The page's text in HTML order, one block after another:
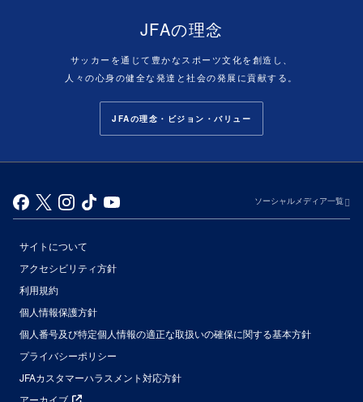
JFAの理念
サッカーを通じて豊かなスポーツ文化を創造し、
人々の心身の健全な発達と社会の発展に貢献する。
JFAの理念・ビジョン・バリュー
ソーシャルメディア一覧
サイトについて
アクセシビリティ方針
利用規約
個人情報保護方針
個人番号及び特定個人情報の適正な取扱いの確保に関する基本方針
プライバシーポリシー
JFAカスタマーハラスメント対応方針
アーカイブ